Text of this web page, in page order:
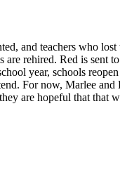
and teachers who lost
rehired. Red is sent
year, schools reopen
For now, Marlee and
are hopeful that that